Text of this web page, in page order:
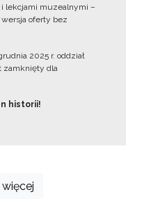
i lekcjami muzealnymi –
oferty bez
2025 r. oddział
zamknięty dla
historii!